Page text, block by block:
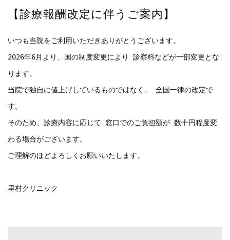
【診療報酬改定に伴うご案内】
いつも当院をご利用いただきありがとうございます。
2026年6月より、国の制度変更により 診察料などが一部変更とな
ります。
当院で独自に値上げしているものではなく、 全国一律の改定で
す。
そのため、診療内容に応じて 窓口でのご負担額が 数十円程度変
わる場合がございます。
ご理解のほどよろしくお願いいたします。
里村クリニック